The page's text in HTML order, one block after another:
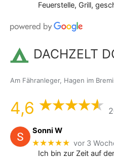
Feuerstelle, Grill,
DACHZELT
Am Fähranleger, Hagen im
4,6
Sonni W
★★★★★ vor 3
Ich bin zur Zeit auf